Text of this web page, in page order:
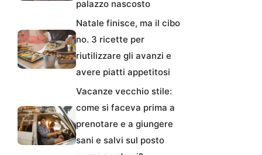
palazzo nascosto
Natale finisce, ma il cibo
no. 3 ricette per
riutilizzare gli avanzi e
avere piatti appetitosi
Vacanze vecchio stile:
come si faceva prima a
prenotare e a giungere
sani e salvi sul posto